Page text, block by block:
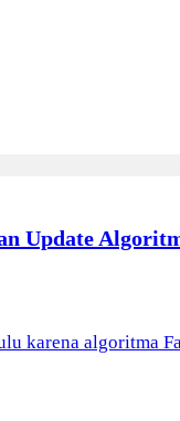
Update
karena algoritma